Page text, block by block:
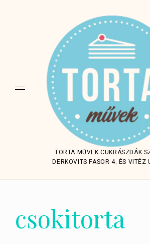
TORTA MŰVEK CUKRÁSZDÁK
DERKOVITS FASOR 4. ÉS VITÉZ
csokitorta